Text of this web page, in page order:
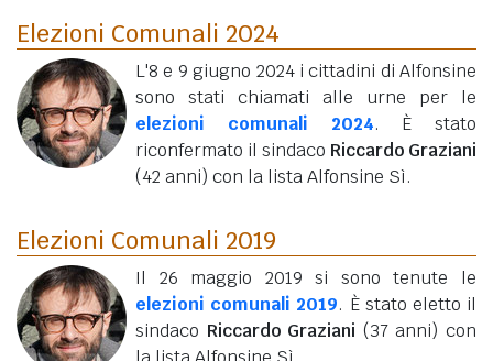
Elezioni Comunali 2024
L'8 e 9 giugno 2024 i cittadini di Alfonsine
sono stati chiamati alle urne per le
elezioni comunali 2024. È stato
riconfermato il sindaco Riccardo Graziani
(42 anni) con la lista Alfonsine Sì.
Elezioni Comunali 2019
Il 26 maggio 2019 si sono tenute le
elezioni comunali 2019. È stato eletto il
sindaco Riccardo Graziani (37 anni) con